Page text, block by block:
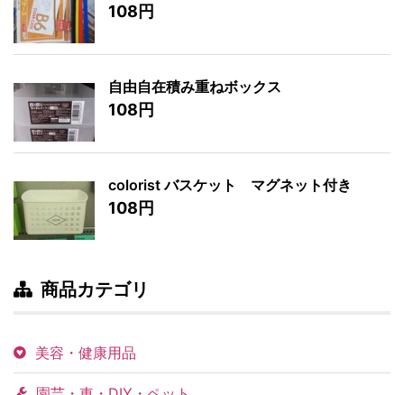
108円
自由自在積み重ねボックス
108円
colorist バスケット マグネット付き
108円
商品カテゴリ
美容・健康用品